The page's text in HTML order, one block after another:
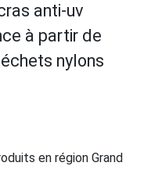
anti-uv
à partir de
nylons
en région Grand